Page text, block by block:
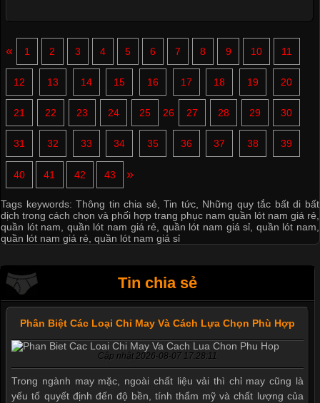
« 1 2 3 4 5 6 7 8 9 10 11
12 13 14 15 16 17 18 19 20
21 22 23 24 25 26 27 28 29 30
31 32 33 34 35 36 37 38 39
40 41 42 43 »
Tags keywords:Thông tin chia sẻ ,Tin tức, Những quy tắc bất di bất
dịch trong cách chọn và phối hợp trang phục nam quần lót nam giá rẻ
quần lót nam
quần lót nam giá rẻ quần lót nam giá sỉ quần lót nam
quần lót nam giá rẻ quần lót nam giá sỉ
Tin chia sẻ
Phân Biệt Các Loại Chỉ May Và Cách Lựa Chọn Phù Hợp
Cập nhật 2026-08-07 17:28:11
Trong ngành may mặc, ngoài chất liệu vải thì chỉ may cũng là
yếu tố quyết định đến độ bền, tính thẩm mỹ và chất lượng của